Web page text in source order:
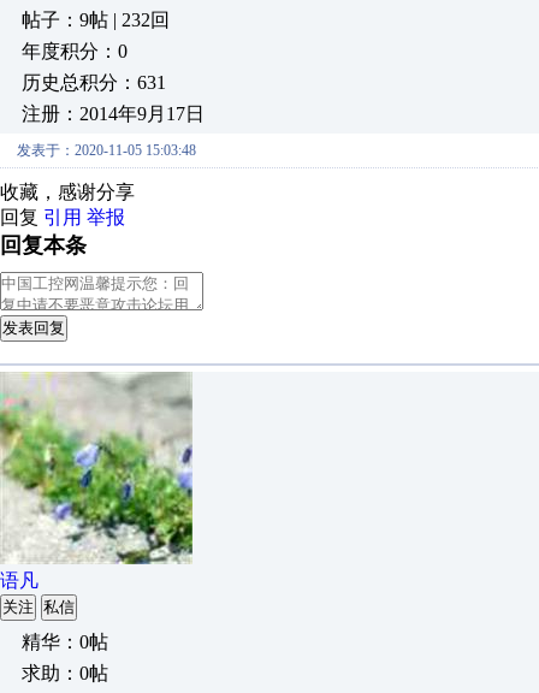
帖子：9帖 | 232回
年度积分：0
历史总积分：631
注册：2014年9月17日
发表于：2020-11-05 15:03:48
收藏，感谢分享
回复 引用 举报
回复本条
发表回复
语凡
关注 私信
精华：0帖
求助：0帖